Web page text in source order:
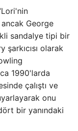
George
sandalye tipi bir
olarak
1990'larda
çalıştı ve
onu
bir yanındaki